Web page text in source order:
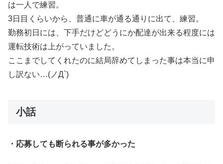
は一人で練習。
3日目くらいから、普通に車が通る通りに出て、練習。
勤務初日には、下手だけどどうにか配達が出来る程度には
運転技術は上がっていました。
ここまでしてくれたのに結局辞めてしまった事は本当に申
し訳ない…(ノД`)
小話
・応募しても断られる事が多かった